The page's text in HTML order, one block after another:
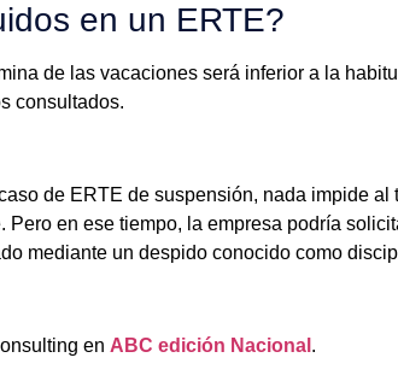
en un ERTE?
de las vacaciones será inferior a la
consultados.
de ERTE de suspensión, nada impide
Pero en ese tiempo, la empresa podría
mediante un despido conocido como
en ABC edición Nacional .